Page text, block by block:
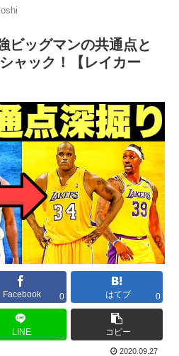
ビッグマンの共通点と
ャック！【レイカー
Facebook 0 はてブ 0
LINE コピー
2020.09.27